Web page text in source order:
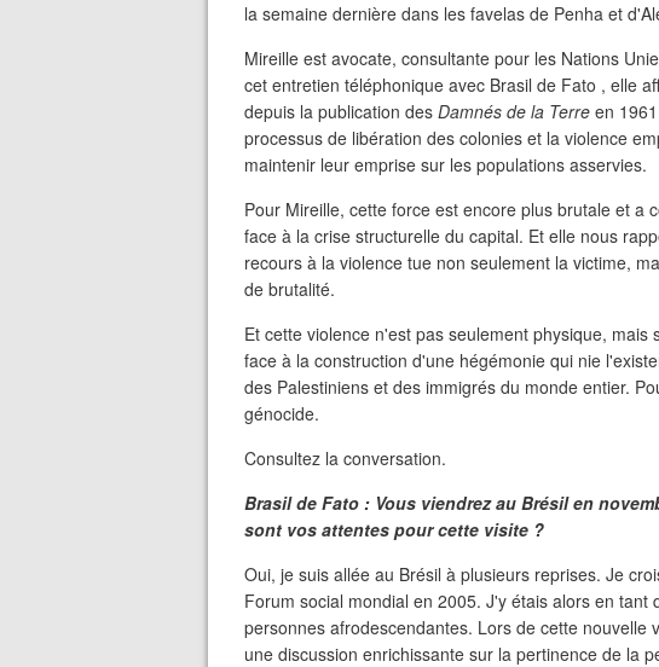
la semaine dernière dans les favelas de Penha et
Mireille est avocate, consultante pour les Nations
cet entretien téléphonique avec Brasil de Fato , elle
depuis la publication des Damnés de la Terre en
processus de libération des colonies et la violence
maintenir leur emprise sur les populations asservies.
Pour Mireille, cette force est encore plus brutale et a
face à la crise structurelle du capital. Et elle nous
recours à la violence tue non seulement la victime,
de brutalité.
Et cette violence n'est pas seulement physique,
face à la construction d'une hégémonie qui nie
des Palestiniens et des immigrés du monde entier.
génocide.
Consultez la conversation.
Brasil de Fato : Vous viendrez au Brésil en
sont vos attentes pour cette visite ?
Oui, je suis allée au Brésil à plusieurs reprises. Je
Forum social mondial en 2005. J'y étais alors en tant
personnes afrodescendantes. Lors de cette nouvelle
une discussion enrichissante sur la pertinence de la